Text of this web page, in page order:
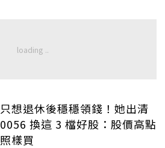
只想退休後穩穩領錢！她出清
0056 換這 3 檔好股：股價高點
照樣買